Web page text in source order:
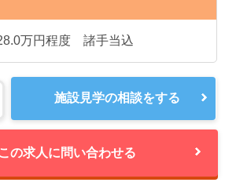
万円程度 諸手当込
施設見学の相談をする
この求人に問い合わせる